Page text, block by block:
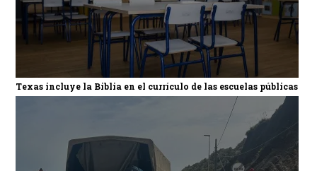
Texas incluye la Biblia en el currículo de las escuelas públicas